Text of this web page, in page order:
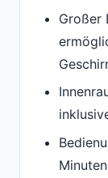
Großer